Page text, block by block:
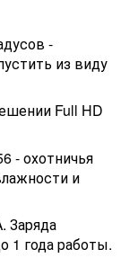
-
из виду
Full HD
- охотничья
и
Заряда
1 года работы.